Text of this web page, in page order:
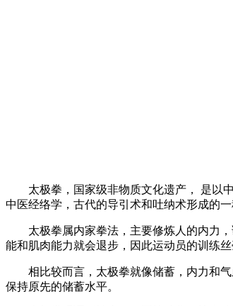
太极拳，国家级非物质文化遗产， 是以中
中医经络学，古代的导引术和吐纳术形成的
太极拳属内家拳法，主要修炼人的内力，
能和肌肉能力就会退步，因此运动员的训练丝
相比较而言，太极拳就像储蓄，内力和气
保持原先的储蓄水平。